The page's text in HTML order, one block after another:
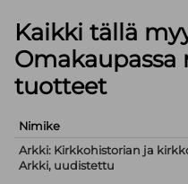
Kaikki tällä
Omakaupassa
tuotteet
Nimike
Arkki: Kirkkohistorian ja
Arkki, uudistettu